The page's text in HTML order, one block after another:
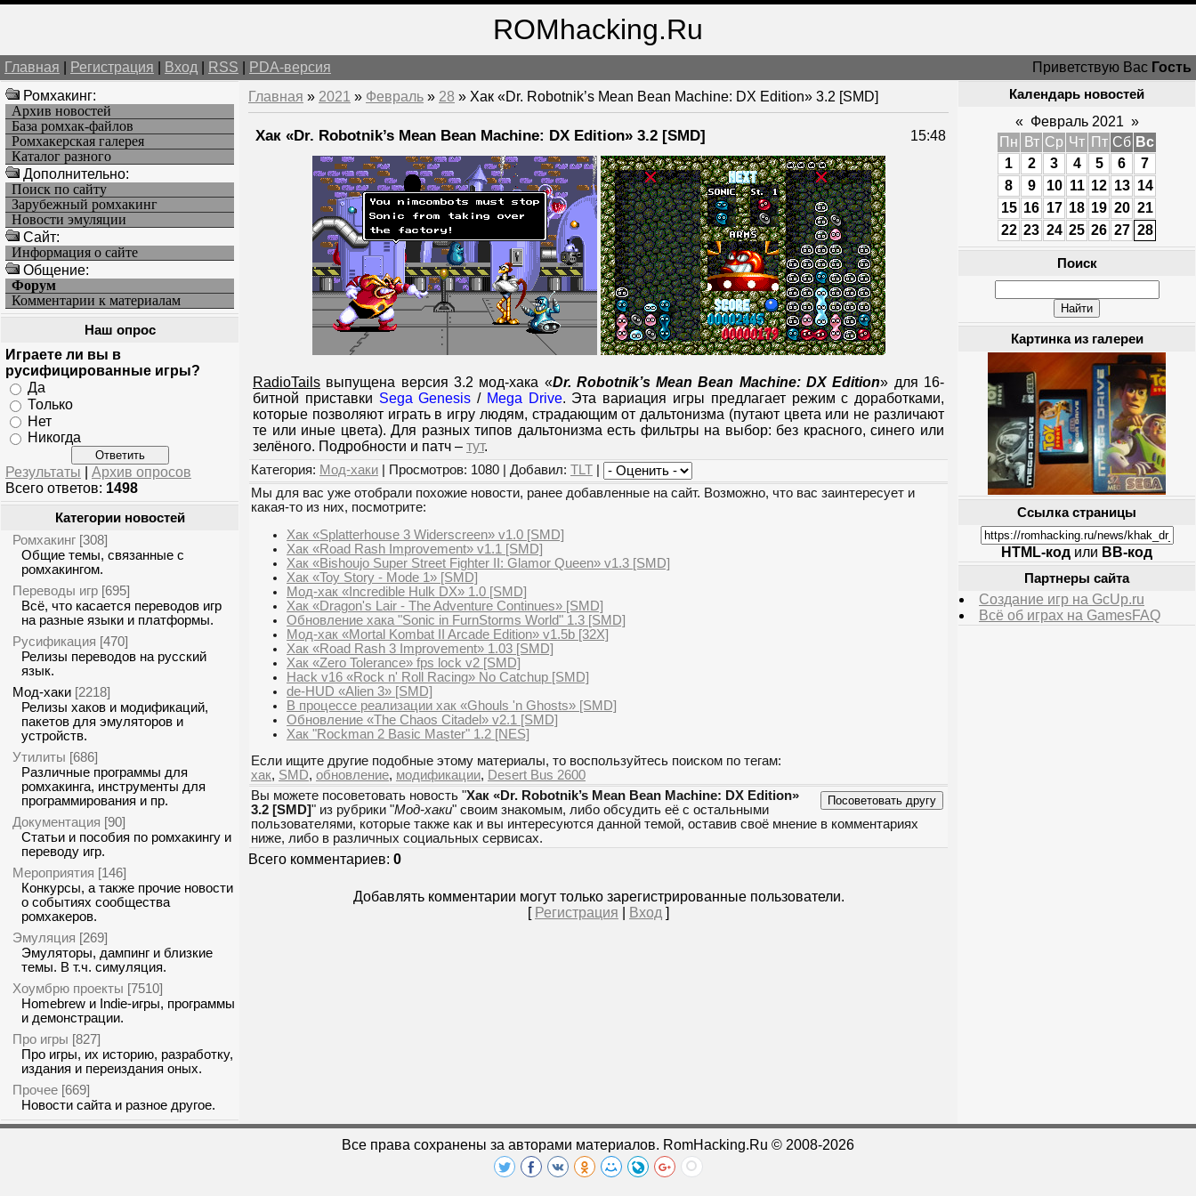
ROMhacking.Ru
Главная Регистрация Вход RSS PDA-версия Приветствую Вас Гость
Ромхакинг:
Архив новостей
База ромхак-файлов
Ромхакерская галерея
Каталог разного
Дополнительно:
Поиск по сайту
Зарубежный ромхакинг
Новости эмуляции
Cайт:
Информация о сайте
Общение:
Форум
Комментарии к материалам
Наш опрос
Играете ли вы в
русифицированные игры?
Да
Только
Нет
Никогда
Результаты
Архив опросов
Всего ответов: 1498
Категории новостей
Ромхакинг [308]
Общие темы, связанные с
ромхакингом.
Переводы игр [695]
Всё, что касается переводов игр
на разные языки и платформы.
Русификация [470]
Релизы переводов на русский
язык.
Мод-хаки [2218]
Релизы хаков и модификаций,
пакетов для эмуляторов и
устройств.
Утилиты [686]
Различные программы для
ромхакинга, инструменты для
программирования и пр.
Документация [90]
Статьи и пособия по ромхакингу и
переводу игр.
Мероприятия [146]
Конкурсы, а также прочие новости
о событиях сообщества
ромхакеров.
Эмуляция [269]
Эмуляторы, дампинг и близкие
темы. В т.ч. симуляция.
Хоумбрю проекты [7510]
Homebrew и Indie-игры, программы
и демонстрации.
Про игры [827]
Про игры, их историю, разработку,
издания и переиздания оных.
Прочее [669]
Новости сайта и разное другое.
Главная » 2021 » Февраль » 28 » Хак «Dr. Robotnik’s Mean Bean Machine: DX Edition» 3.2 [SMD]
Хак «Dr. Robotnik’s Mean Bean Machine: DX Edition» 3.2 [SMD] 15:48
RadioTails выпущена версия 3.2 мод-хака «Dr. Robotnik’s Mean Bean Machine: DX Edition» для 16-
битной приставки Sega Genesis / Mega Drive. Эта вариация игры предлагает режим с доработками,
которые позволяют играть в игру людям, страдающим от дальтонизма (путают цвета или не различают
те или иные цвета). Для разных типов дальтонизма есть фильтры на выбор: без красного, синего или
зелёного. Подробности и патч – тут.
Категория: Мод-хаки | Просмотров: 1080 | Добавил: TLT
Мы для вас уже отобрали похожие новости, ранее добавленные на сайт. Возможно, что вас заинтересует и
какая-то из них, посмотрите:
Хак «Splatterhouse 3 Widerscreen» v1.0 [SMD]
Хак «Road Rash Improvement» v1.1 [SMD]
Хак «Bishoujo Super Street Fighter II: Glamor Queen» v1.3 [SMD]
Хак «Toy Story - Mode 1» [SMD]
Мод-хак «Incredible Hulk DX» 1.0 [SMD]
Хак «Dragon's Lair - The Adventure Continues» [SMD]
Обновление хака "Sonic in FurnStorms World" 1.3 [SMD]
Мод-хак «Mortal Kombat II Arcade Edition» v1.5b [32X]
Хак «Road Rash 3 Improvement» 1.03 [SMD]
Хак «Zero Tolerance» fps lock v2 [SMD]
Hack v16 «Rock n' Roll Racing» No Catchup [SMD]
de-HUD «Alien 3» [SMD]
В процессе реализации хак «Ghouls 'n Ghosts» [SMD]
Обновление «The Chaos Citadel» v2.1 [SMD]
Хак "Rockman 2 Basic Master" 1.2 [NES]
Если ищите другие подобные этому материалы, то воспользуйтесь поиском по тегам:
хак, SMD, обновление, модификации, Desert Bus 2600
Вы можете посоветовать новость "Хак «Dr. Robotnik’s Mean Bean Machine: DX Edition»
3.2 [SMD]" из рубрики "Мод-хаки" своим знакомым, либо обсудить её с остальными
пользователями, которые также как и вы интересуются данной темой, оставив своё мнение в комментариях
ниже, либо в различных социальных сервисах.
Всего комментариев: 0
Добавлять комментарии могут только зарегистрированные пользователи.
[ Регистрация Вход ]
Календарь новостей
« Февраль 2021 »
Пн
Вт Ср Чт Пт Сб Вс
1
2 3 4 5 6
7
8
9 10 11 12 13 14
15 16 17 18 19 20 21
22 23 24 25 26 27 28
Поиск
Картинка из галереи
Ссылка страницы
HTML-код или BB-код
Партнеры сайта
Создание игр на GcUp.ru
Всё об играх на GamesFAQ
Все права сохранены за авторами материалов. RomHacking.Ru © 2008-2026